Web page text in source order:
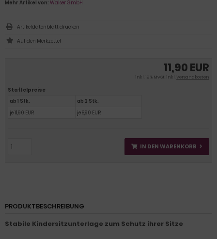
11,90 EUR
inkl. 19 % MwSt. inkl.Versandkosten
Staffelpreise
ab 1 Stk.
je 11,90 EUR
ab 2 Stk.
je 8,90 EUR
IN DEN WARENKORB
Mehr Artikel von: Walser GmbH
Artikeldatenblatt drucken
PRODUKTBESCHREIBUNG
Stabile Kindersitzunterlage zum Schutz ihrer Sitze